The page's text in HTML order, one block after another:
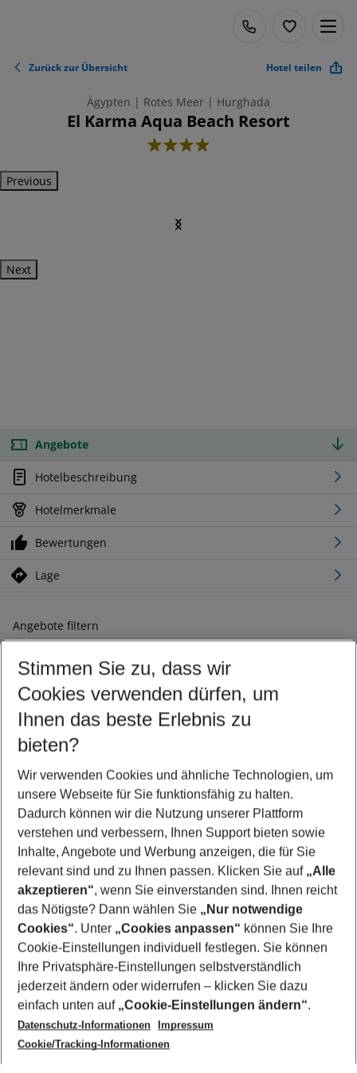
Zurück zur Übersicht Hotel teilen
Ägypten | Rotes Meer | Hurghada
El Karma Aqua Beach Resort
4
Previous
Next
Angebote
Hotelbeschreibung
Hotelmerkmale
Bewertungen
Lage
Angebote filtern
Ändern Sie Ihre Kriterien nach Ihren Wünschen
Abflughafen wählen
Beliebiger Abflughafen
Reisezeitraum wählen
08.08.26– 06.08.27 5-8 Nächte
2 Erwachsene Keine Kinder
Mehr Filter anzeigen
Footer
Footer navigation
Über uns
AGB
Cookie-Einstellungen ändern
Cookie-Richtlinie
Datenschutz
Service & Hilfe
Barrierefreies Reisen
Check-in
Folgen Sie uns
Stimmen Sie zu, dass wir
Cookies verwenden dürfen, um
Ihnen das beste Erlebnis zu
bieten?
Wir verwenden Cookies und ähnliche Technologien, um
unsere Webseite für Sie funktionsfähig zu halten.
Dadurch können wir die Nutzung unserer Plattform
verstehen und verbessern, Ihnen Support bieten sowie
Inhalte, Angebote und Werbung anzeigen, die für Sie
relevant sind und zu Ihnen passen. Klicken Sie auf „Alle
akzeptieren“, wenn Sie einverstanden sind. Ihnen reicht
das Nötigste? Dann wählen Sie „Nur notwendige
Cookies“. Unter „Cookies anpassen“ können Sie Ihre
Cookie-Einstellungen individuell festlegen. Sie können
Ihre Privatsphäre-Einstellungen selbstverständlich
jederzeit ändern oder widerrufen – klicken Sie dazu
einfach unten auf „Cookie-Einstellungen ändern“.
Datenschutz-Informationen
Impressum
Cookie/Tracking-Informationen